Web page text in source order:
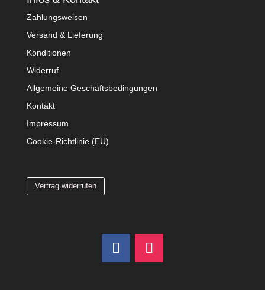
Zahlungsweisen
Versand & Lieferung
Konditionen
Widerruf
Allgemeine Geschäftsbedingungen
Kontakt
Impressum
Cookie-Richtlinie (EU)
Vertrag widerrufen